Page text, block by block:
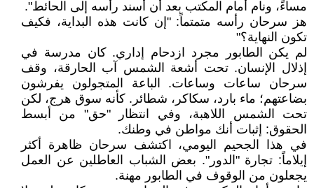
مساءً، ونام أمام المكتب بعد أن أسند رأسه إلى الحائط".
هز سرحان رأسه متمتماً: "إن كانت هذه البداية، فكيف
تكون النهاية؟"
لم يكن الطابور مجرد ازدحام إداري. كان مدرسة في
إذلال الإنسان. تحت أشعة الشمس آب الحارقة، وقف
سرحان ساعات وساعات. الباعة المتجولون يفرشون
بضاعتهم؛ ماء بارد، سكاكر، شطائر. كأنه سوق هرج، لكن
تحت الشمس اللاهبة، وفي انتظار "حق" من أبسط
الحقوق: إثبات أنك مواطن في وطنك.
في هذا الجحيم اليومي، اكتشف سرحان ظاهرة أكثر
إيلاماً: تجارة "الدور". بعض الشباب العاطلين عن العمل
يجعلون من الوقوف في الطابور مهنة.